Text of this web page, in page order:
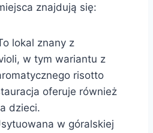
znajdują się:
lokal znany z
w tym wariantu z
risotto
oferuje również
dzieci.
w góralskiej